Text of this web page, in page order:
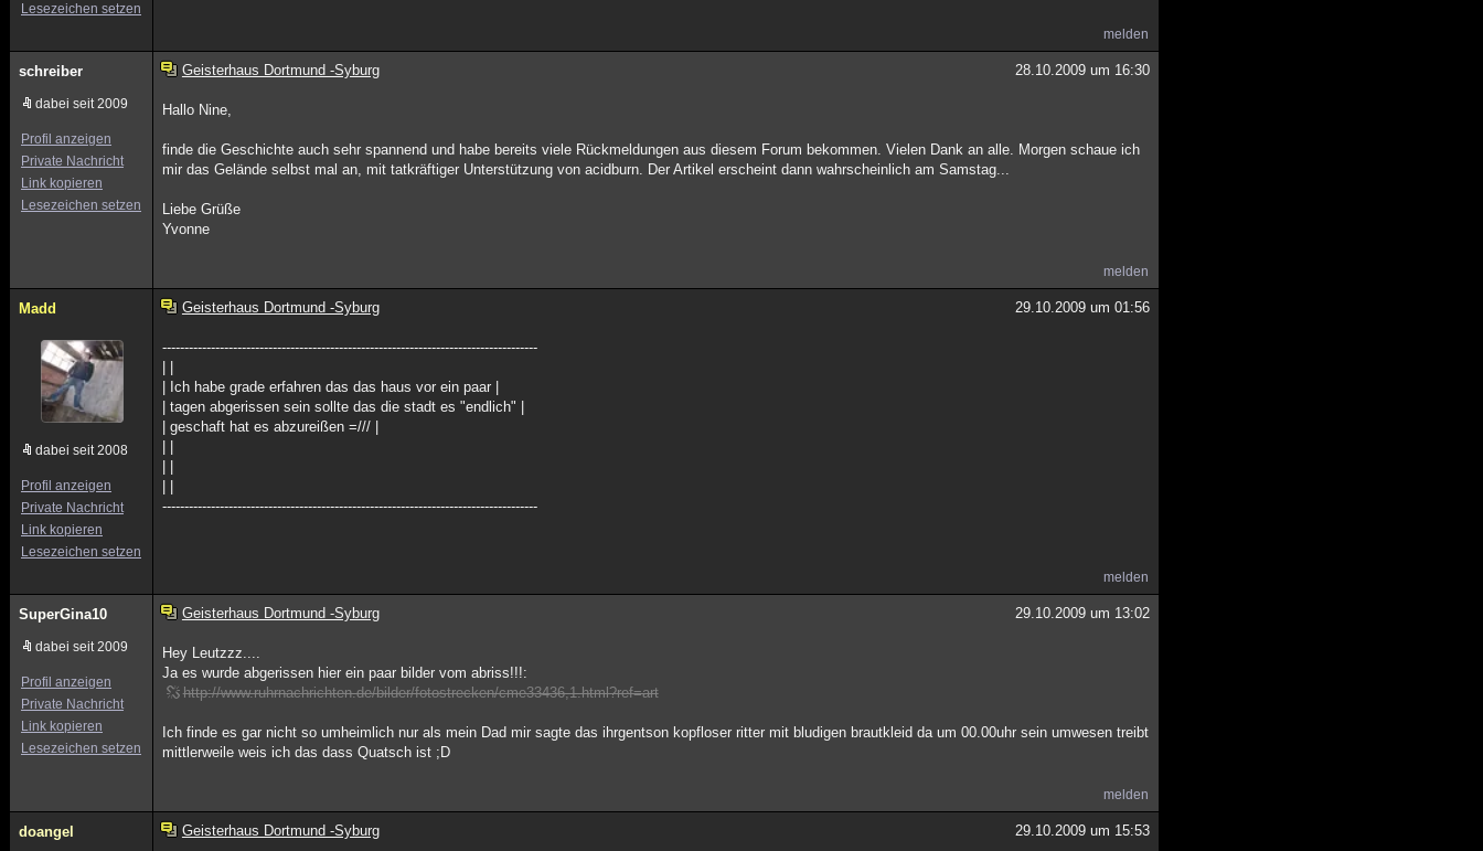
Lesezeichen setzen
melden
schreiber
dabei seit 2009
Profil anzeigen
Private Nachricht
Link kopieren
Lesezeichen setzen
Geisterhaus Dortmund -Syburg 28.10.2009 um 16:30
Hallo Nine,
finde die Geschichte auch sehr spannend und habe bereits viele Rückmeldungen aus diesem Forum bekommen. Vielen Dank an alle. Morgen schaue ich
mir das Gelände selbst mal an, mit tatkräftiger Unterstützung von acidburn. Der Artikel erscheint dann wahrscheinlich am Samstag...
Liebe Grüße
Yvonne
melden
Madd
dabei seit 2008
Profil anzeigen
Private Nachricht
Link kopieren
Lesezeichen setzen
Geisterhaus Dortmund -Syburg 29.10.2009 um 01:56
-------------------------------------------------------------------------------------
| Ich habe grade erfahren das das haus vor ein paar |
| tagen abgerissen sein sollte das die stadt es "endlich" |
| geschaft hat es abzureißen =/// |
-------------------------------------------------------------------------------------
melden
SuperGina10
dabei seit 2009
Profil anzeigen
Private Nachricht
Link kopieren
Lesezeichen setzen
Geisterhaus Dortmund -Syburg 29.10.2009 um 13:02
Hey Leutzzz....
Ja es wurde abgerissen hier ein paar bilder vom abriss!!!:
http://www.ruhrnachrichten.de/bilder/fotostrecken/cme33436,1.html?ref=art
Ich finde es gar nicht so umheimlich nur als mein Dad mir sagte das ihrgentson kopfloser ritter mit bludigen brautkleid da um 00.00uhr sein umwesen treibt
mittlerweile weis ich das dass Quatsch ist ;D
melden
doangel Geisterhaus Dortmund -Syburg 29.10.2009 um 15:53